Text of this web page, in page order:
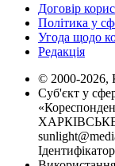
Договір
Політика у
Угода щодо
Редакція
© 2000-2026,
Суб'єкт у
ХАРКІВСЬКЕ